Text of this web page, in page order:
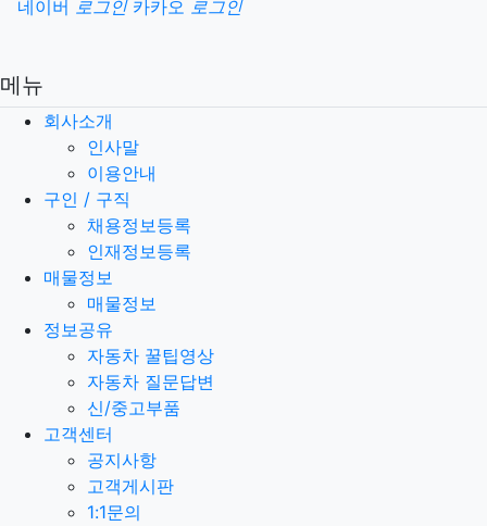
소셜계정으로 로그인
네이버 로그인 카카오 로그인
메뉴
회사소개
인사말
이용안내
구인 / 구직
채용정보등록
인재정보등록
매물정보
매물정보
정보공유
자동차 꿀팁영상
자동차 질문답변
신/중고부품
고객센터
공지사항
고객게시판
1:1문의